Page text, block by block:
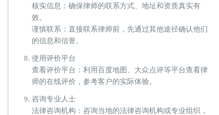
核实信息：确保律师的联系方式、地址和资质真实有
效。
谨慎联系：直接联系律师前，先通过其他途径确认他们
的信息和信誉。
使用评价平台
查看评价平台：利用百度地图、大众点评等平台查看律
师的在线评价，参考客户的实际体验。
咨询专业人士
法律咨询机构：咨询当地的法律咨询机构或专业组织，